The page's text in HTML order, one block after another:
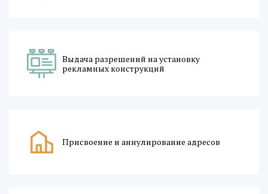
Выдача разрешений на установку
рекламных конструкций
Присвоение и аннулирование адресов